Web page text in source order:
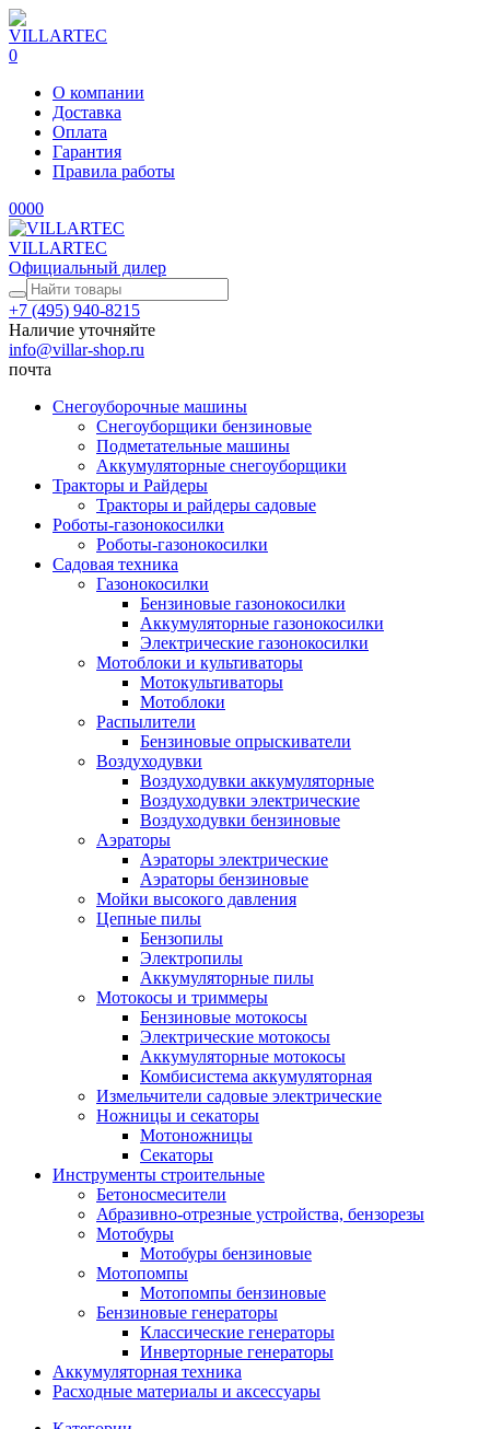
0
О компании
Доставка
Оплата
Гарантия
Правила работы
0000
VILLARTEC
Официальный дилер
+7 (495) 940-8215
Наличие уточняйте
info@villar-shop.ru
почта
Снегоуборочные машины
Снегоуборщики бензиновые
Подметательные машины
Аккумуляторные снегоуборщики
Тракторы и Райдеры
Тракторы и райдеры садовые
Роботы-газонокосилки
Роботы-газонокосилки
Садовая техника
Газонокосилки
Бензиновые газонокосилки
Аккумуляторные газонокосилки
Электрические газонокосилки
Мотоблоки и культиваторы
Мотокультиваторы
Мотоблоки
Распылители
Бензиновые опрыскиватели
Воздуходувки
Воздуходувки аккумуляторные
Воздуходувки электрические
Воздуходувки бензиновые
Аэраторы
Аэраторы электрические
Аэраторы бензиновые
Мойки высокого давления
Цепные пилы
Бензопилы
Электропилы
Аккумуляторные пилы
Мотокосы и триммеры
Бензиновые мотокосы
Электрические мотокосы
Аккумуляторные мотокосы
Комбисистема аккумуляторная
Измельчители садовые электрические
Ножницы и секаторы
Мотоножницы
Секаторы
Инструменты строительные
Бетоносмесители
Абразивно-отрезные устройства, бензорезы
Мотобуры
Мотобуры бензиновые
Мотопомпы
Мотопомпы бензиновые
Бензиновые генераторы
Классические генераторы
Инверторные генераторы
Аккумуляторная техника
Расходные материалы и аксессуары